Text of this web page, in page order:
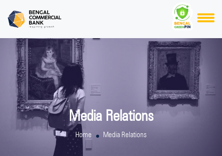
Media Relations
Home Media Relations